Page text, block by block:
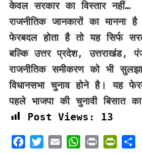
केवल सरकार का विस्तार नहीं…
राजनीतिक जानकारों का मानना
फेरबदल होता है तो यह सिर्फ
बल्कि उत्तर प्रदेश, उत्तराखंड,
राजनीतिक समीकरण को भी
विधानसभा चुनाव होने है। यह
पहले भाजपा की चुनावी बिसात
Post Views:
13